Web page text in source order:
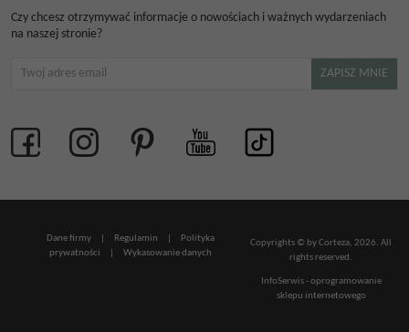
Czy chcesz otrzymywać informacje o nowościach i ważnych wydarzeniach
na naszej stronie?
Copyrights © by Corteza, 2026. All
rights reserved.
InfoSerwis-oprogramowanie
sklepu internetowego
Dane firmy Regulamin
Polityka
prywatności
Wykasowanie danych